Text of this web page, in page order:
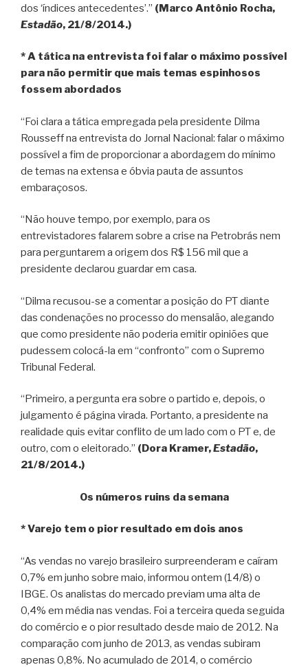
dos ‘índices antecedentes’.” (Marco Antônio Rocha,
Estadão, 21/8/2014.)
* A tática na entrevista foi falar o máximo possível
para não permitir que mais temas espinhosos
fossem abordados
“Foi clara a tática empregada pela presidente Dilma
Rousseff na entrevista do Jornal Nacional: falar o máximo
possível a fim de proporcionar a abordagem do mínimo
de temas na extensa e óbvia pauta de assuntos
embaraçosos.
“Não houve tempo, por exemplo, para os
entrevistadores falarem sobre a crise na Petrobrás nem
para perguntarem a origem dos R$ 156 mil que a
presidente declarou guardar em casa.
“Dilma recusou-se a comentar a posição do PT diante
das condenações no processo do mensalão, alegando
que como presidente não poderia emitir opiniões que
pudessem colocá-la em “confronto” com o Supremo
Tribunal Federal.
“Primeiro, a pergunta era sobre o partido e, depois, o
julgamento é página virada. Portanto, a presidente na
realidade quis evitar conflito de um lado com o PT e, de
outro, com o eleitorado.” (Dora Kramer,Estadão,
21/8/2014.)
Os números ruins da semana
* Varejo tem o pior resultado em dois anos
“As vendas no varejo brasileiro surpreenderam e caíram
0,7% em junho sobre maio, informou ontem (14/8) o
IBGE. Os analistas do mercado previam uma alta de
0,4% em média nas vendas. Foi a terceira queda seguida
do comércio e o pior resultado desde maio de 2012. Na
comparação com junho de 2013, as vendas subiram
apenas 0,8%. No acumulado de 2014, o comércio